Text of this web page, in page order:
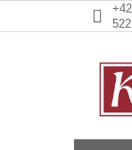
522